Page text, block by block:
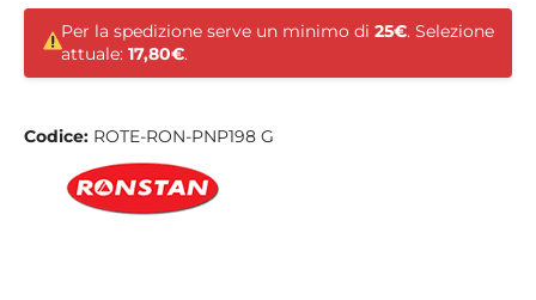
Per la spedizione serve un minimo di 25€. Selezione
attuale: 17,80€.
Codice: ROTE-RON-PNP198 G